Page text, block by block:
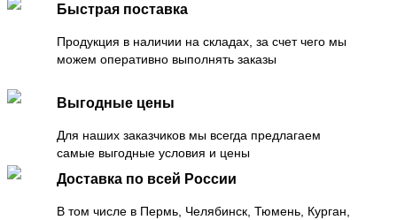
Быстрая поставка
Продукция в наличии на складах, за счет чего мы
можем оперативно выполнять заказы
Выгодные цены
Для наших заказчиков мы всегда предлагаем
самые выгодные условия и цены
Доставка по всей России
В том числе в Пермь, Челябинск, Тюмень, Курган,